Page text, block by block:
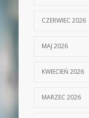
CZERWIEC 2026
MAJ 2026
KWIECIEŃ 2026
MARZEC 2026